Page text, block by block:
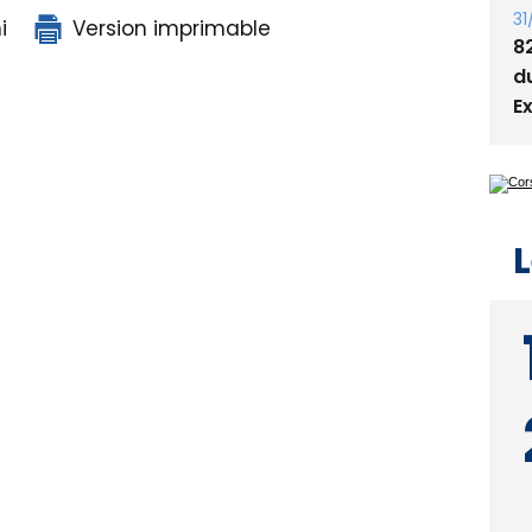
Version imprimable